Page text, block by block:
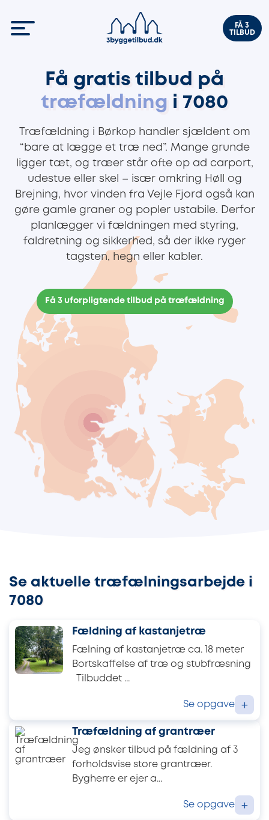
FÅ 3
TILBUD
Få gratis tilbud på
træfældning i 7080
Træfældning i Børkop handler sjældent om
“bare at lægge et træ ned”. Mange grunde
ligger tæt, og træer står ofte op ad carport,
udestue eller skel – især omkring Høll og
Brejning, hvor vinden fra Vejle Fjord også kan
gøre gamle graner og popler ustabile. Derfor
planlægger vi fældningen med styring,
faldretning og sikkerhed, så der ikke ryger
tagsten, hegn eller kabler.
Få 3 uforpligtende tilbud på træfældning
Se aktuelle træfælningsarbejde i
7080
Fældning af kastanjetræ
Fælning af kastanjetræ ca. 18 meter
Bortskaffelse af træ og stubfræsning
Tilbuddet ...
Se opgave +
Træfældning af grantræer
Jeg ønsker tilbud på fældning af 3
forholdsvise store grantræer.
Bygherre er ejer a...
Se opgave +